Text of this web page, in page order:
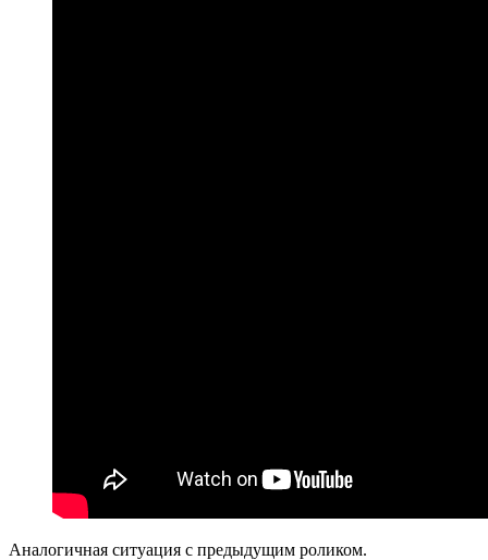
Аналогичная ситуация с предыдущим роликом.